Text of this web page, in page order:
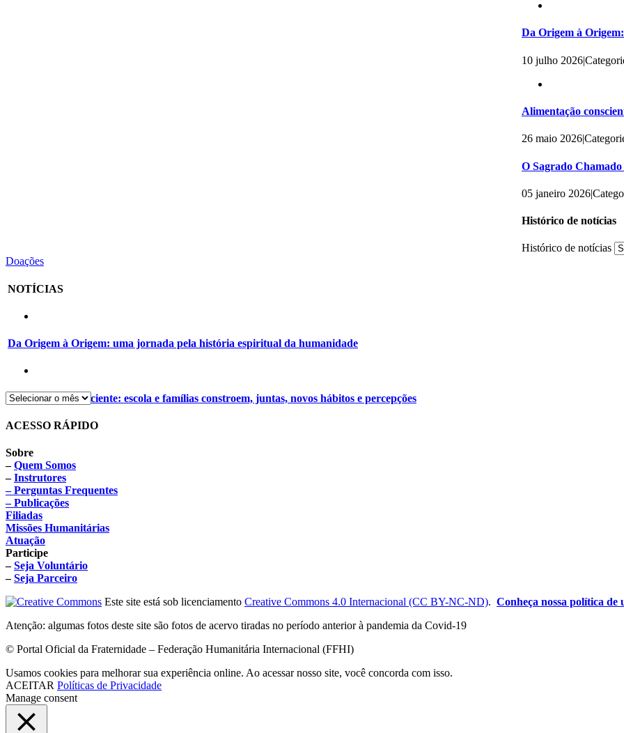
Da Origem à
10 julho 2026|
Alimentação
26 maio 2026|
O Sagrado
05 janeiro 2026|
Histórico de notícias
Histórico de notícias
Doações
NOTÍCIAS
Da Origem à Origem: uma jornada pela história espiritual da humanidade
Alimentação consciente: escola e famílias constroem, juntas, novos hábitos e percepções
ACESSO RÁPIDO
Sobre
–Quem Somos
–Instrutores
– Perguntas Frequentes
– Publicações
Filiadas
Missões Humanitárias
Atuação
Participe
–Seja Voluntário
–Seja Parceiro
Este site está sob licenciamento Creative Commons 4.0 Internacional (CC BY-NC-ND). Conheça nossa política de
Atenção: algumas fotos deste site são fotos de acervo tiradas no período anterior à pandemia da Covid-19
© Portal Oficial da Fraternidade – Federação Humanitária Internacional (FFHI)
Usamos cookies para melhorar sua experiência online. Ao acessar nosso site, você concorda com isso.
ACEITAR Políticas de Privacidade
Manage consent